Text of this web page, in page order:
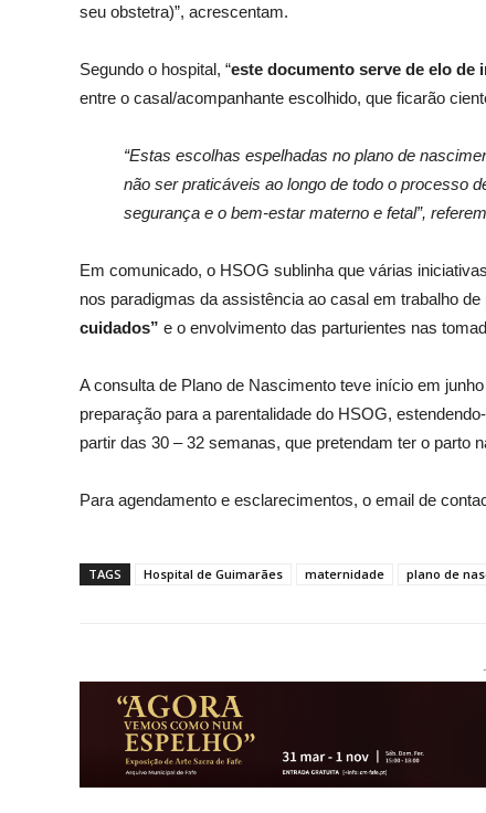
seu obstetra)”, acrescentam.
Segundo o hospital, “este documento serve de elo de
entre o casal/acompanhante escolhido, que ficarão
“Estas escolhas espelhadas no plano de
não ser praticáveis ao longo de todo o processo
segurança e o bem-estar materno e fetal”,
Em comunicado, o HSOG sublinha que várias
nos paradigmas da assistência ao casal em trabalho
cuidados” e o envolvimento das parturientes nas
A consulta de Plano de Nascimento teve início em
preparação para a parentalidade do HSOG,
partir das 30 – 32 semanas, que pretendam ter o parto
Para agendamento e esclarecimentos, o email de
TAGS Hospital de Guimarães maternidade plano de